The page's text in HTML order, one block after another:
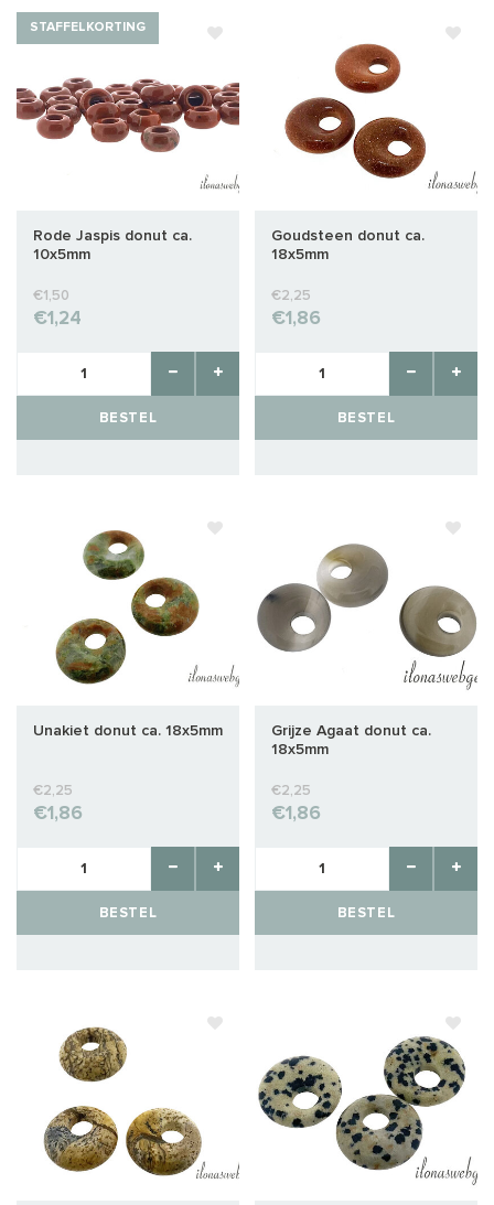
STAFFELKORTING
Rode Jaspis donut ca.
10x5mm
€1,50
€1,24
BESTEL
Goudsteen donut ca.
18x5mm
€2,25
€1,86
BESTEL
Unakiet donut ca. 18x5mm
€2,25
€1,86
BESTEL
Grijze Agaat donut ca.
18x5mm
€2,25
€1,86
BESTEL